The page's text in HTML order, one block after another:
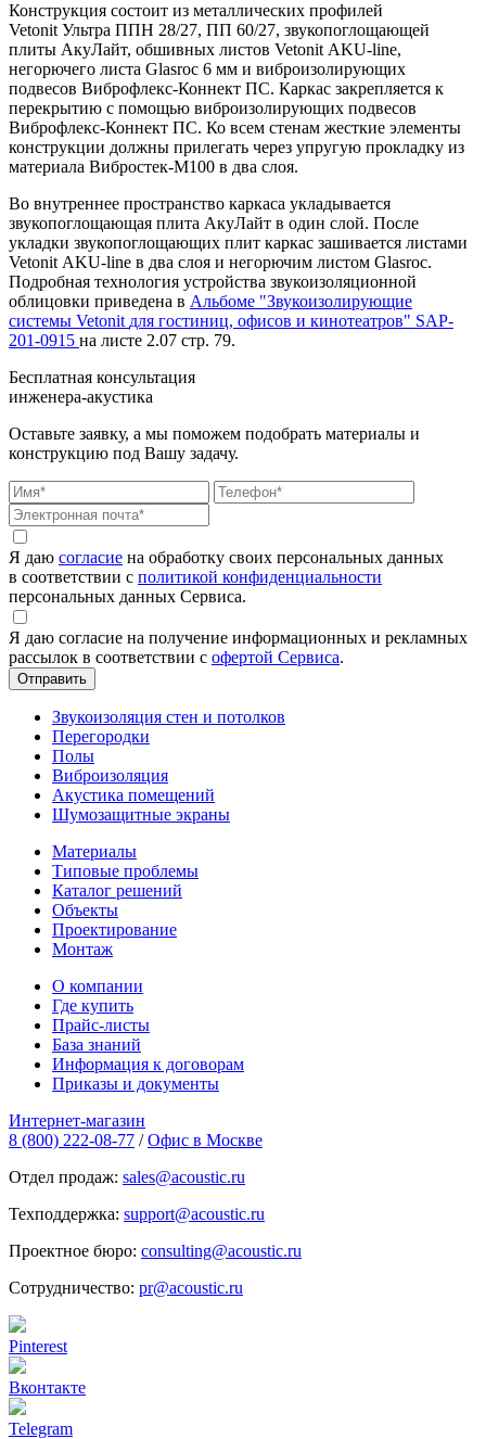
Конструкция состоит из металлических профилей
Vetonit Ультра ППН 28/27, ПП 60/27, звукопоглощающей
плиты АкуЛайт, обшивных листов Vetonit AKU-line,
негорючего листа Glasroc 6 мм и виброизолирующих
подвесов Виброфлекс-Коннект ПС. Каркас закрепляется к
перекрытию с помощью виброизолирующих подвесов
Виброфлекс-Коннект ПС. Ко всем стенам жесткие элементы
конструкции должны прилегать через упругую прокладку из
материала Вибростек-М100 в два слоя.
Во внутреннее пространство каркаса укладывается
звукопоглощающая плита АкуЛайт в один слой. После
укладки звукопоглощающих плит каркас зашивается листами
Vetonit AKU-line в два слоя и негорючим листом Glasroc.
Подробная технология устройства звукоизоляционной
облицовки приведена в Альбоме "Звукоизолирующие
системы Vetonit для гостиниц, офисов и кинотеатров" SAP-
201-0915 на листе 2.07 стр. 79.
Бесплатная консультация
инженера-акустика
Оставьте заявку, а мы поможем подобрать материалы и
конструкцию под Вашу задачу.
Я даю согласие на обработку своих персональных данных
в соответствии с политикой конфиденциальности
персональных данных Сервиса.
Я даю согласие на получение информационных и рекламных
рассылок в соответствии с офертой Сервиса.
Звукоизоляция стен и потолков
Перегородки
Полы
Виброизоляция
Акустика помещений
Шумозащитные экраны
Материалы
Типовые проблемы
Каталог решений
Объекты
Проектирование
Монтаж
О компании
Где купить
Прайс-листы
База знаний
Информация к договорам
Приказы и документы
Интернет-магазин
8 (800) 222-08-77 / Офис в Москве
Отдел продаж: sales@acoustic.ru
Техподдержка: support@acoustic.ru
Проектное бюро: consulting@acoustic.ru
Сотрудничество: pr@acoustic.ru
Pinterest
Вконтакте
Telegram